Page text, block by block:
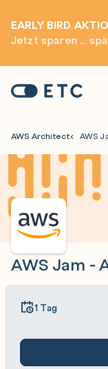
EARLY BIRD
Jetzt sparen ...
Startseite: ETC
AWS Architect AWS
AWS Jam -
1 Tag